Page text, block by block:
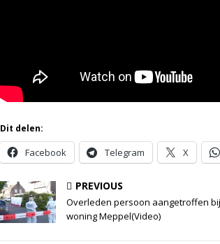
Dit delen:
Facebook Telegram X
PREVIOUS
Overleden persoon aangetroffen bij
woning Meppel(Video)